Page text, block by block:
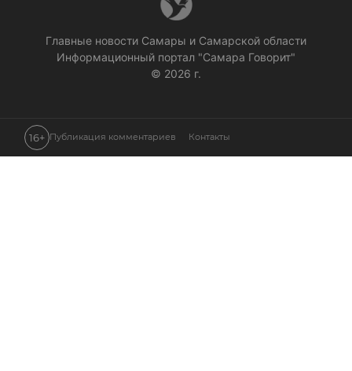
Главные новости Самары и Самарской области
Информационный портал "Самара Говорит"
© 2026 г.
16+ Публикация комментариев Контакты